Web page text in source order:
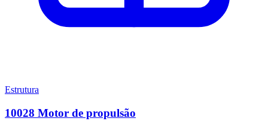
Estrutura
10028 Motor de propulsão